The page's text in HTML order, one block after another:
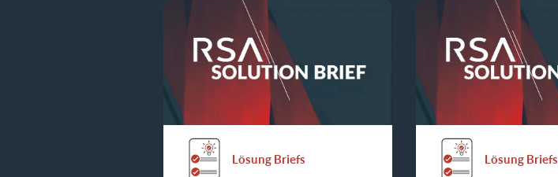
Lösung Briefs Lösung Briefs